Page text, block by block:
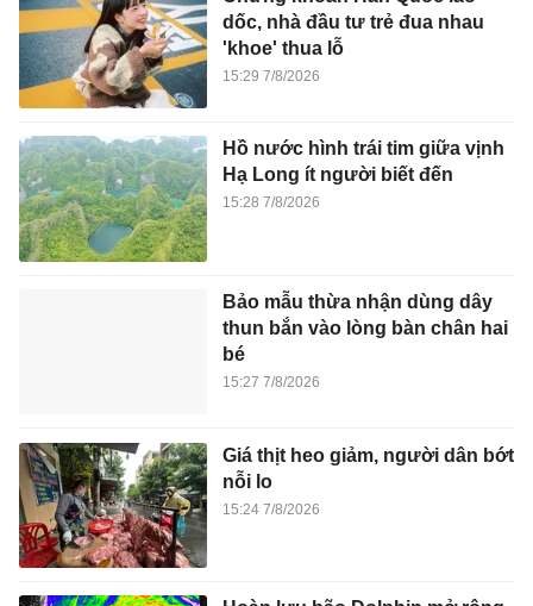
dốc, nhà đầu tư trẻ đua nhau
'khoe' thua lỗ
15:29 7/8/2026
Hồ nước hình trái tim giữa vịnh
Hạ Long ít người biết đến
15:28 7/8/2026
Bảo mẫu thừa nhận dùng dây
thun bắn vào lòng bàn chân hai
bé
15:27 7/8/2026
Giá thịt heo giảm, người dân bớt
nỗi lo
15:24 7/8/2026